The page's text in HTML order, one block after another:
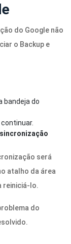
do Google não
o Backup e
bandeja do
será
atalho da área
reiniciá-lo.
do